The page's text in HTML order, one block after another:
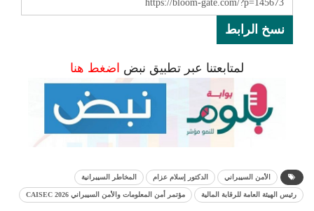
نسخ الرابط
لمتابعتنا عبر تطبيق نبض اضغط هنا
الأمن السيبراني الدكتور إسلام عزام المخاطر السيبرانية
رئيس الهيئة العامة للرقابة المالية مؤتمر أمن المعلومات والأمن السيبراني CAISEC 2026